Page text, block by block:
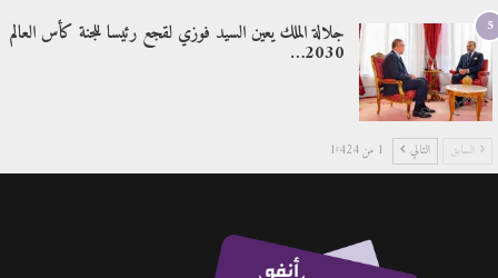
5 جلالة الملك يعين السيد فوزي لقجع رئيسا للجنة كأس العالم
2030…
السابق التالي 1 من 1٬424